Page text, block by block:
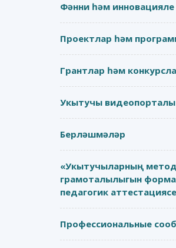
Фәнни һәм
Проектлар һәм
Грантлар һәм
Укытучы видеопорталы
Берләшмәләр
«Укытучыларның
грамоталылыгын
педагогик аттестациясе
Профессиональные